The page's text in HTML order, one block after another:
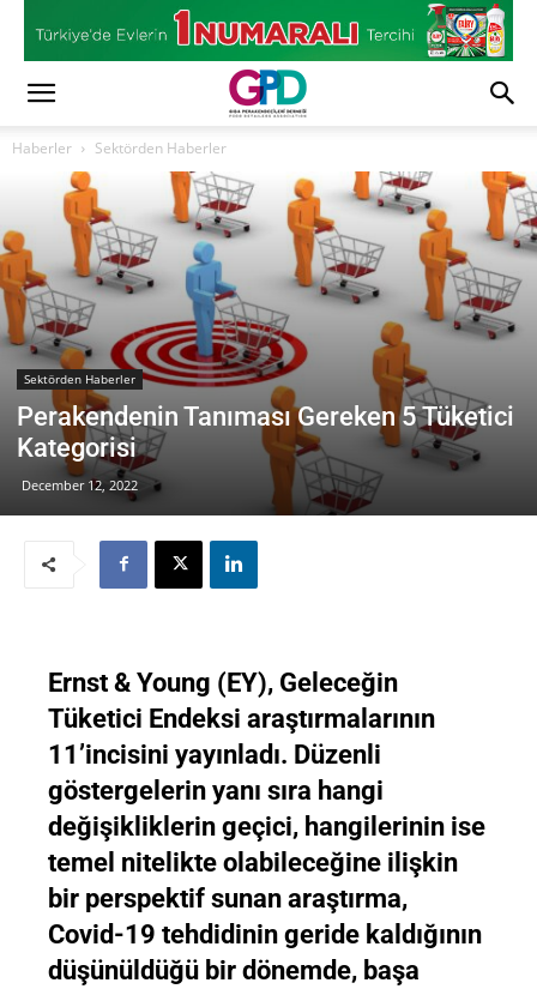
Haberler Sektörden Haberler
Sektörden Haberler
Perakendenin Tanıması Gereken 5 Tüketici
Kategorisi
December 12, 2022
Ernst & Young (EY), Geleceğin
Tüketici Endeksi araştırmalarının
11’incisini yayınladı. Düzenli
göstergelerin yanı sıra hangi
değişikliklerin geçici, hangilerinin ise
temel nitelikte olabileceğine ilişkin
bir perspektif sunan araştırma,
Covid-19 tehdidinin geride kaldığının
düşünüldüğü bir dönemde, başa